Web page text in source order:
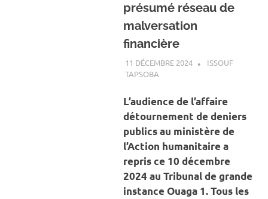
présumé réseau de
malversation
financière
11 DÉCEMBRE 2024
ISSOUF
TAPSOBA
L’audience de l’affaire
détournement de deniers
publics au ministère de
l’Action humanitaire a
repris ce 10 décembre
2024 au Tribunal de grande
instance Ouaga 1. Tous les